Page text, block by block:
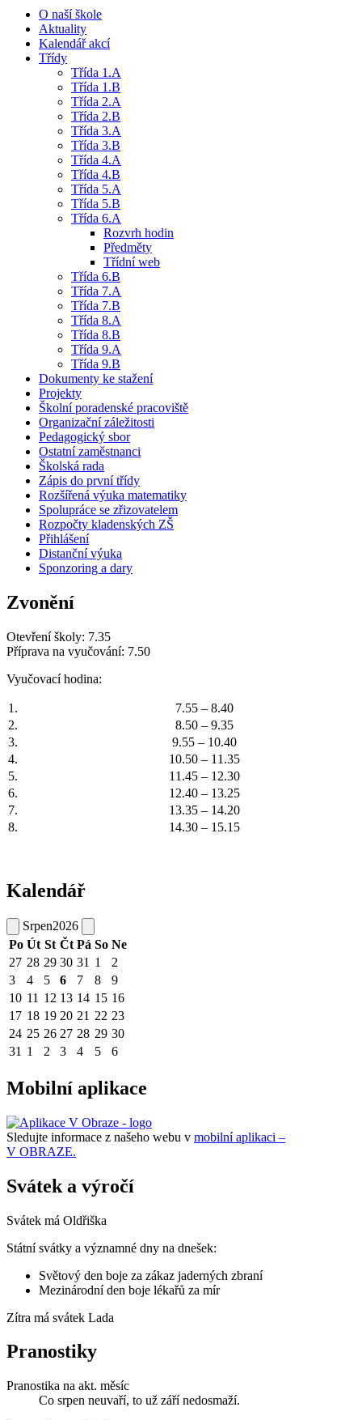
O naší škole
Aktuality
Kalendář akcí
Třídy
Třída 1.A
Třída 1.B
Třída 2.A
Třída 2.B
Třída 3.A
Třída 3.B
Třída 4.A
Třída 4.B
Třída 5.A
Třída 5.B
Třída 6.A
Rozvrh hodin
Předměty
Třídní web
Třída 6.B
Třída 7.A
Třída 7.B
Třída 8.A
Třída 8.B
Třída 9.A
Třída 9.B
Dokumenty ke stažení
Projekty
Školní poradenské pracoviště
Organizační záležitosti
Pedagogický sbor
Ostatní zaměstnanci
Školská rada
Zápis do první třídy
Rozšířená výuka matematiky
Spolupráce se zřizovatelem
Rozpočty kladenských ZŠ
Přihlášení
Distanční výuka
Sponzoring a dary
Zvonění
Otevření školy: 7.35
Příprava na vyučování: 7.50
Vyučovací hodina:
1.
7.55 – 8.40
2.
8.50 – 9.35
3.
9.55 – 10.40
4.
10.50 – 11.35
5.
11.45 – 12.30
6.
12.40 – 13.25
7.
13.35 – 14.20
8.
14.30 – 15.15
Kalendář
Srpen2026
Po Út St Čt Pá So Ne
27 28 29 30 31 1
2
3
4 5 6 7 8
9
10 11 12 13 14 15 16
17 18 19 20 21 22 23
24 25 26 27 28 29 30
31 1 2 3 4 5 6
Mobilní aplikace
Sledujte informace z našeho webu v mobilní aplikaci –
V OBRAZE.
Svátek a výročí
Svátek má Oldřiška
Státní svátky a významné dny na dnešek:
Světový den boje za zákaz jaderných zbraní
Mezinárodní den boje lékařů za mír
Zítra má svátek Lada
Pranostiky
Pranostika na akt. měsíc
Co srpen neuvaří, to už září nedosmaží.